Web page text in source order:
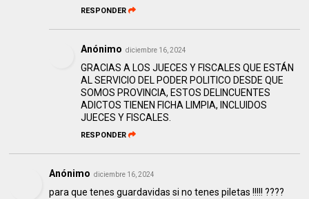
RESPONDER
Anónimo diciembre 16, 2024
GRACIAS A LOS JUECES Y FISCALES QUE ESTÁN
AL SERVICIO DEL PODER POLITICO DESDE QUE
SOMOS PROVINCIA, ESTOS DELINCUENTES
ADICTOS TIENEN FICHA LIMPIA, INCLUIDOS
JUECES Y FISCALES.
RESPONDER
Anónimo diciembre 16, 2024
para que tenes guardavidas si no tenes piletas !!!!! ????